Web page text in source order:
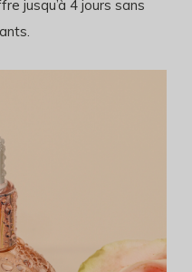
jusqu’à 4 jours sans